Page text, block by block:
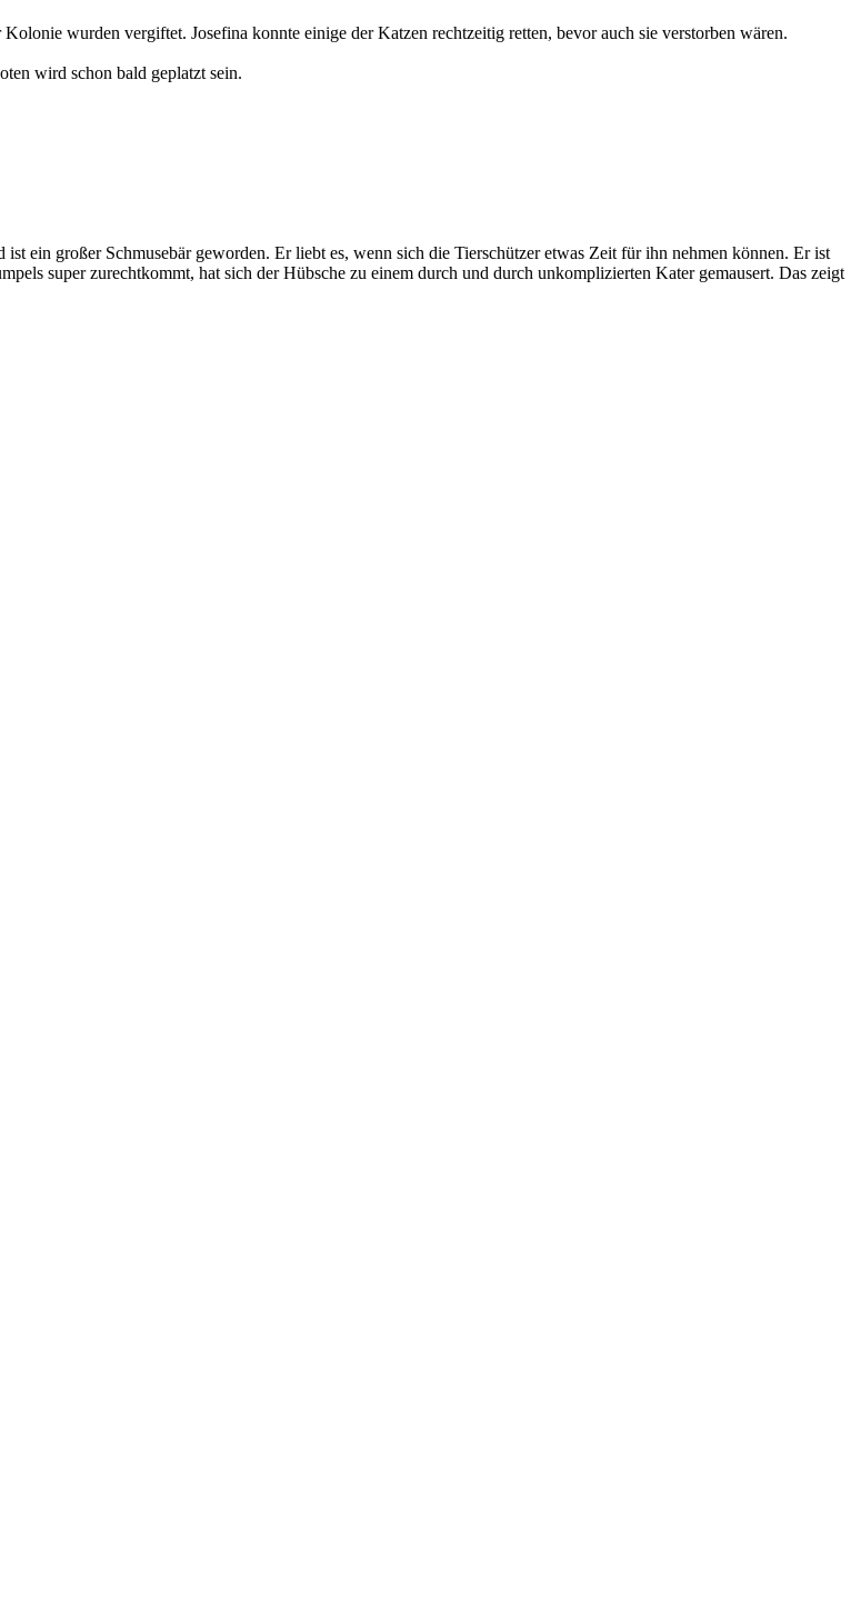
wurden vergiftet. Josefina konnte einige der Katzen rechtzeitig retten, bevor auch sie verstorben wären.
wird schon bald geplatzt sein.
ein großer Schmusebär geworden. Er liebt es, wenn sich die Tierschützer etwas Zeit für ihn nehmen können. Er ist
super zurechtkommt, hat sich der Hübsche zu einem durch und durch unkomplizierten Kater gemausert. Das zeigt